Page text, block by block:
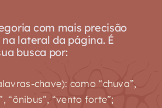
com mais precisão
lateral da página. É
busca por:
chave): como “chuva”,
“ônibus”, “vento forte”;